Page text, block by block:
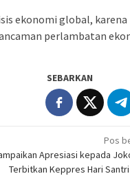
ekonomi global, karena
perlambatan
SEBARKAN
Pos
Apresiasi kepada
Terbitkan Keppres Hari